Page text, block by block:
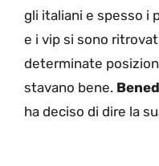
gli italiani e spesso i
e i vip si sono
determinate
stavano bene.
ha deciso di dire la